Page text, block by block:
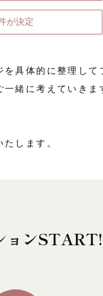
が決定
具体的に整理し
緒に考えていきま
します。
ョンSTART!